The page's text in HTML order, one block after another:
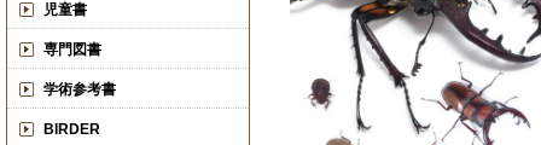
児童書
専門図書
学術参考書
BIRDER